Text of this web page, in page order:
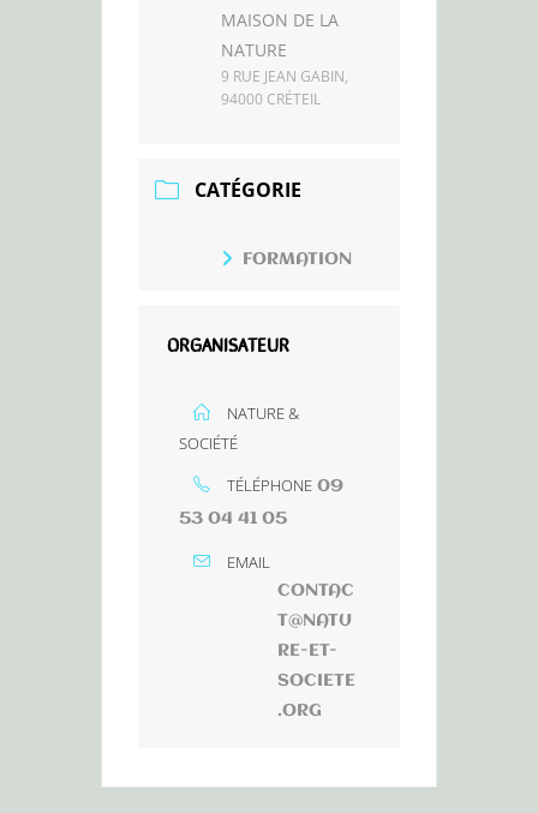
MAISON DE LA
NATURE
9 RUE JEAN GABIN,
94000 CRÉTEIL
CATÉGORIE
FORMATION
ORGANISATEUR
NATURE &
SOCIÉTÉ
TÉLÉPHONE 09
53 04 41 05
EMAIL
CONTAC
T@NATU
RE-ET-
SOCIETE
.ORG